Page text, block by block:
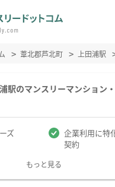
葦北郡芦北町 上田浦駅
駅のマンスリーマンション
ズ
企業利用に特
契約
もっと見る